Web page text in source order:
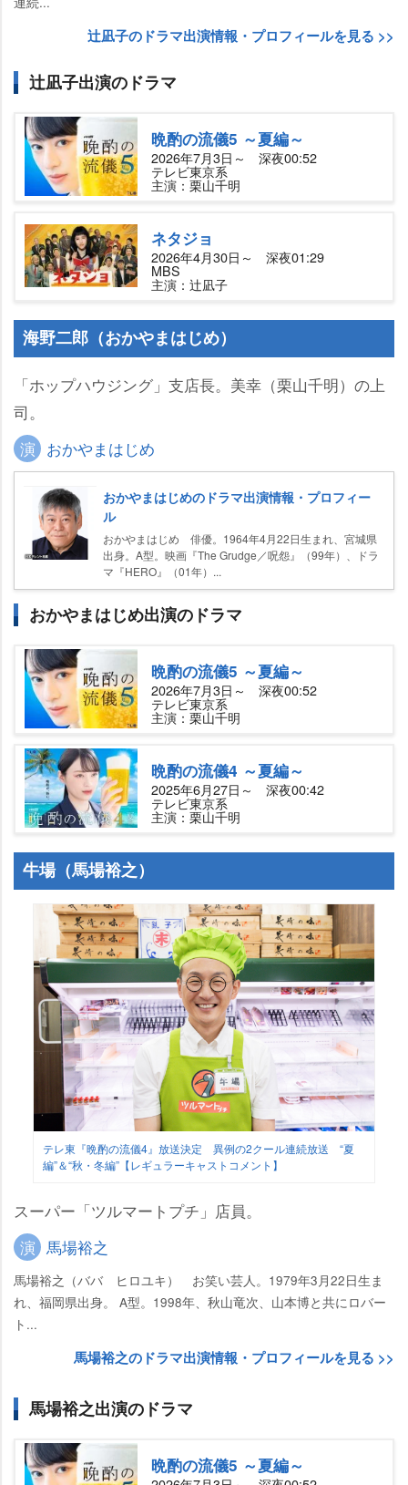
辻凪子のドラマ出演情報・プロフィールを見る >>
辻凪子出演のドラマ
晩酌の流儀5 ～夏編～
2026年7月3日～ 深夜00:52
テレビ東京系
主演：栗山千明
ネタジョ
2026年4月30日～ 深夜01:29
MBS
主演：辻凪子
海野二郎（おかやまはじめ）
「ホップハウジング」支店長。美幸（栗山千明）の上
司。
演 おかやまはじめ
おかやまはじめのドラマ出演情報・プロフィー
ル
おかやまはじめ 俳優。1964年4月22日生まれ、宮城県
出身。A型。映画『The Grudge／呪怨』（99年）、ドラ
マ『HERO』（01年）...
おかやまはじめ出演のドラマ
晩酌の流儀5 ～夏編～
2026年7月3日～ 深夜00:52
テレビ東京系
主演：栗山千明
晩酌の流儀4 ～夏編～
2025年6月27日～ 深夜00:42
テレビ東京系
主演：栗山千明
牛場（馬場裕之）
テレ東『晩酌の流儀4』放送決定 異例の2クール連続放送 “夏
編”＆“秋・冬編”【レギュラーキャストコメント】
スーパー「ツルマートプチ」店員。
演 馬場裕之
馬場裕之（ババ ヒロユキ） お笑い芸人。1979年3月22日生ま
れ、福岡県出身。 A型。1998年、秋山竜次、山本博と共にロバー
ト...
馬場裕之のドラマ出演情報・プロフィールを見る >>
馬場裕之出演のドラマ
晩酌の流儀5 ～夏編～